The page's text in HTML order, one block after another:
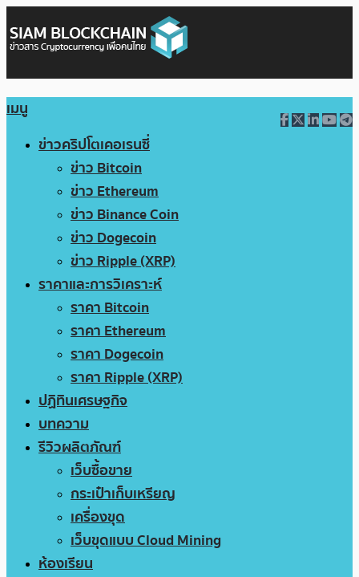
เมนู
ข่าวคริปโตเคอเรนซี่
ข่าว Bitcoin
ข่าว Ethereum
ข่าว Binance Coin
ข่าว Dogecoin
ข่าว Ripple (XRP)
ราคาและการวิเคราะห์
ราคา Bitcoin
ราคา Ethereum
ราคา Dogecoin
ราคา Ripple (XRP)
ปฏิทินเศรษฐกิจ
บทความ
รีวิวผลิตภัณฑ์
เว็บซื้อขาย
กระเป๋าเก็บเหรียญ
เครื่องขุด
เว็บขุดแบบ Cloud Mining
ห้องเรียน